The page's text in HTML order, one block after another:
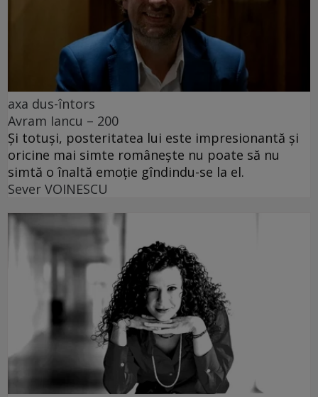
axa dus-întors
Avram Iancu – 200
Și totuși, posteritatea lui este impresionantă și
oricine mai simte românește nu poate să nu
simtă o înaltă emoție gîndindu-se la el.
Sever VOINESCU